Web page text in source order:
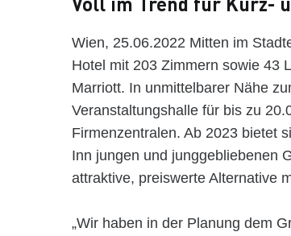
Wien, 25.06.2022 Mitten im
Hotel mit 203 Zimmern sowie 43
Marriott. In unmittelbarer Nähe
Veranstaltungshalle für bis zu
Firmenzentralen. Ab 2023 bietet
Inn jungen und junggebliebenen
attraktive, preiswerte Alternative
„Wir haben in der Planung dem